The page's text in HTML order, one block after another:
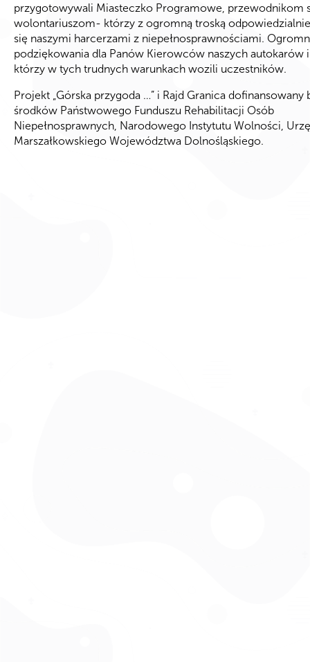
przygotowywali Miasteczko Programowe, przewodnikom
wolontariuszom- którzy z ogromną troską
się naszymi harcerzami z niepełnosprawnościami.
podziękowania dla Panów Kierowców naszych autokarów
którzy w tych trudnych warunkach wozili uczestników.
Projekt „Górska przygoda …” i Rajd Granica dofinansowany
środków Państwowego Funduszu Rehabilitacji Osób
Niepełnosprawnych, Narodowego Instytutu Wolności,
Marszałkowskiego Województwa Dolnośląskiego.